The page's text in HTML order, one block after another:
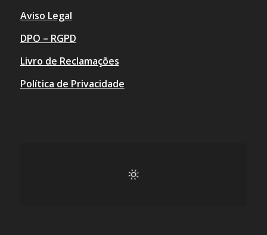
Aviso Legal
DPO – RGPD
Livro de Reclamações
Política de Privacidade